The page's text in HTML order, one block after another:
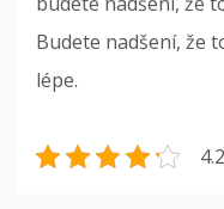
Budete nadšení, že
lépe.